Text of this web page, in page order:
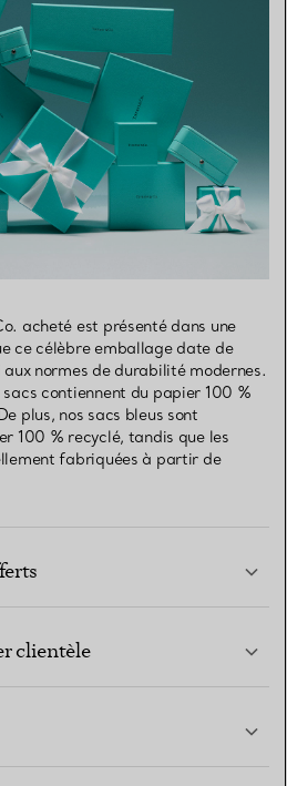
acheté est présenté dans une
ce célèbre emballage date de
aux normes de durabilité modernes.
contiennent du papier 100 %
plus, nos sacs bleus sont
100 % recyclé, tandis que les
fabriquées à partir de
clientèle